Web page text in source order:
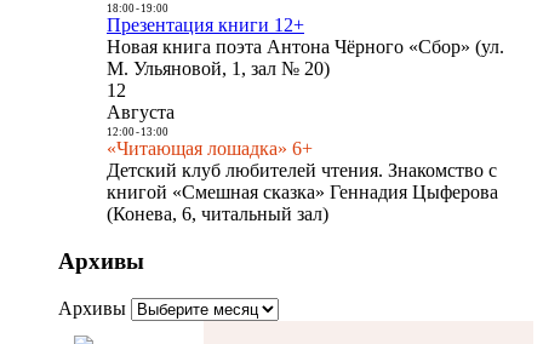
18:00- 19:00
Презентация книги 12+
Новая книга поэта Антона Чёрного «Сбор» (ул.
М. Ульяновой, 1, зал № 20)
12
Августа
12:00- 13:00
«Читающая лошадка» 6+
Детский клуб любителей чтения. Знакомство с
книгой «Смешная сказка» Геннадия Цыферова
(Конева, 6, читальный зал)
Архивы
Архивы